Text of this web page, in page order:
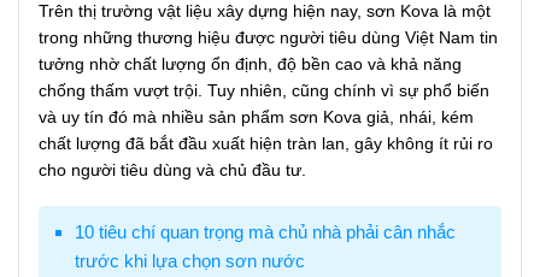
Trên thị trường vật liệu xây dựng hiện nay, sơn Kova là một
trong những thương hiệu được người tiêu dùng Việt Nam tin
tưởng nhờ chất lượng ổn định, độ bền cao và khả năng
chống thấm vượt trội. Tuy nhiên, cũng chính vì sự phổ biến
và uy tín đó mà nhiều sản phẩm sơn Kova giả, nhái, kém
chất lượng đã bắt đầu xuất hiện tràn lan, gây không ít rủi ro
cho người tiêu dùng và chủ đầu tư.
10 tiêu chí quan trọng mà chủ nhà phải cân nhắc
trước khi lựa chọn sơn nước